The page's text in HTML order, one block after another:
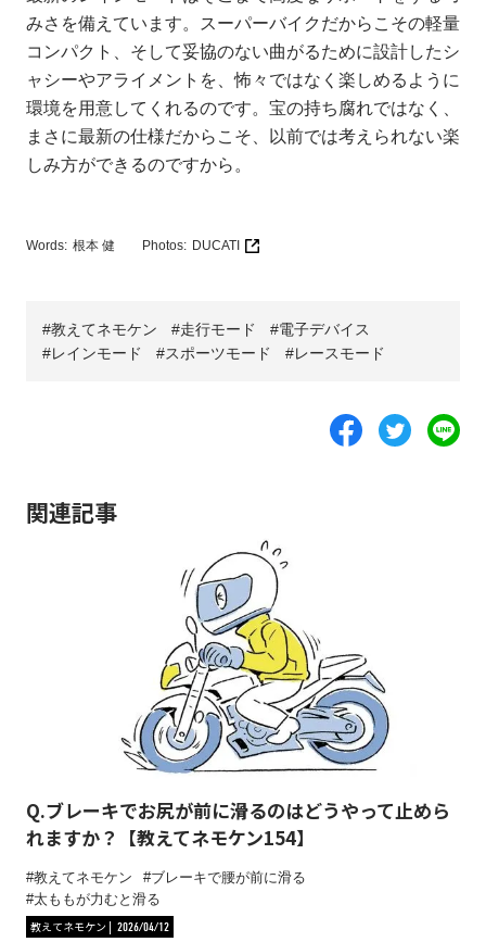
みさを備えています。スーパーバイクだからこその軽量
コンパクト、そして妥協のない曲がるために設計したシ
ャシーやアライメントを、怖々ではなく楽しめるように
環境を用意してくれるのです。宝の持ち腐れではなく、
まさに最新の仕様だからこそ、以前では考えられない楽
しみ方ができるのですから。
Words: 根本 健 Photos: DUCATI
教えてネモケン 走行モード
電子デバイス
レインモード
スポーツモード レースモード
関連記事
Q.ブレーキでお尻が前に滑るのはどうやって止めら
れますか？【教えてネモケン154】
教えてネモケン
ブレーキで腰が前に滑る
太ももが力むと滑る
教えてネモケン
2026/04/12